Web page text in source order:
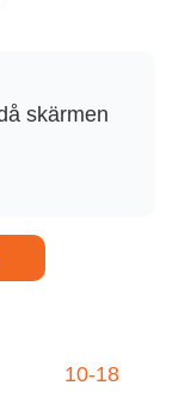
skärmen
10-18